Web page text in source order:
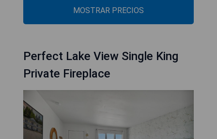
MOSTRAR PRECIOS
Perfect Lake View Single King
Private Fireplace